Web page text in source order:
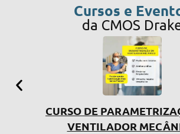
Cursos e
da CMOS
CURSO DE
VENTILADOR